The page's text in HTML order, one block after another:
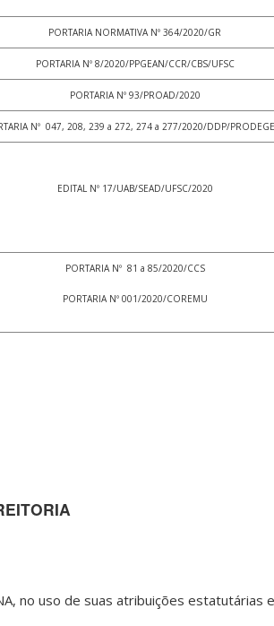
PORTARIA NORMATIVA Nº 364/2020/GR
PORTARIA Nº 8/2020/PPGEAN/CCR/CBS/UFSC
PORTARIA Nº 93/PROAD/2020
Nº 047, 208, 239 a 272, 274 a 277/2020/DDP/
EDITAL Nº 17/UAB/SEAD/UFSC/2020
PORTARIA Nº 81 a 85/2020/CCS
PORTARIA Nº 001/2020/COREMU
no uso de suas atribuições estatutárias e